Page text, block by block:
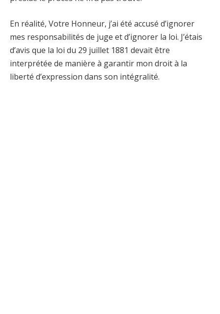
En réalité, Votre Honneur, j’ai été accusé d’ignorer
mes responsabilités de juge et d’ignorer la loi. J’étais
d’avis que la loi du 29 juillet 1881 devait être
interprétée de manière à garantir mon droit à la
liberté d’expression dans son intégralité.